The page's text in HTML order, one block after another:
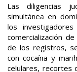
Las diligencias
simultánea en
los
comercialización
de los registros,
con cocaína y
celulares, recortes